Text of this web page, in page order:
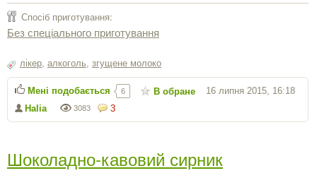
Спосіб приготування:
Без спеціального приготування
лікер, алкоголь, згущене молоко
3
3083
Halia
16 липня 2015, 16:18
Мені подобається 6 В обране
Шоколадно-кавовий сирник